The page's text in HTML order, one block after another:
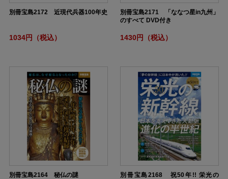
別冊宝島2172 近現代兵器100年史
1034円（税込）
別冊宝島2171 「ななつ星in九州」
のすべて DVD付き
1430円（税込）
別冊宝島2164 秘仏の謎
別冊宝島2168 祝50年!! 栄光の